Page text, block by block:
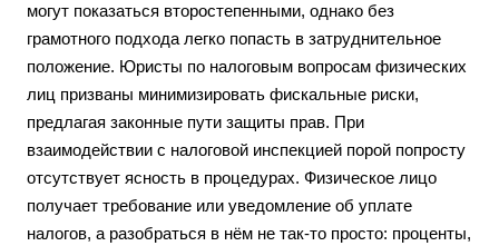
могут показаться второстепенными, однако без
грамотного подхода легко попасть в затруднительное
положение. Юристы по налоговым вопросам физических
лиц призваны минимизировать фискальные риски,
предлагая законные пути защиты прав. При
взаимодействии с налоговой инспекцией порой попросту
отсутствует ясность в процедурах. Физическое лицо
получает требование или уведомление об уплате
налогов, а разобраться в нём не так-то просто: проценты,